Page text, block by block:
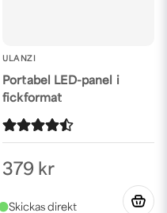
ULANZI
Portabel LED-panel i
fickformat
379 kr